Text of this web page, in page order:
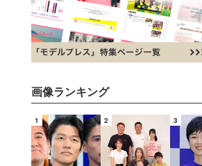
画像ランキング
1 2 3